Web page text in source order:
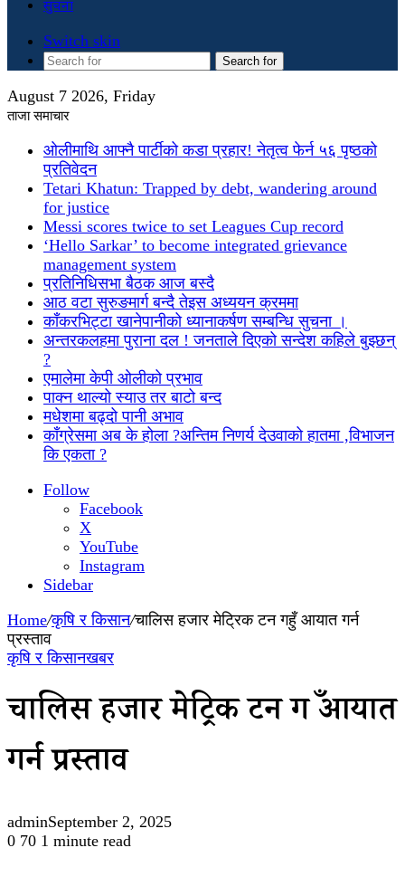
सुचना
Switch skin
Search for
August 7 2026, Friday
ताजा समाचार
ओलीमाथि आफ्नै पार्टीको कडा प्रहार! नेतृत्व फेर्न ५६ पृष्ठको
प्रतिवेदन
Tetari Khatun: Trapped by debt, wandering around
for justice
Messi scores twice to set Leagues Cup record
‘Hello Sarkar’ to become integrated grievance
management system
प्रतिनिधिसभा बैठक आज बस्दै
आठ वटा सुरुङमार्ग बन्दै तेइस अध्ययन क्रममा
काँकरभिट्टा खानेपानीको ध्यानाकर्षण सम्बन्धि सुचना ।
अन्तरकलहमा पुराना दल ! जनताले दिएको सन्देश कहिले बुझ्छन्
?
एमालेमा केपी ओलीको प्रभाव
पाक्न थाल्यो स्याउ तर बाटो बन्द
मधेशमा बढ्दो पानी अभाव
काँग्रेसमा अब के होला ?अन्तिम निणर्य देउवाको हातमा ,विभाजन
कि एकता ?
Follow
Facebook
X
YouTube
Instagram
Sidebar
Home/कृषि र किसान/चालिस हजार मेट्रिक टन गहुँ आयात गर्न
प्रस्ताव
कृषि र किसानखबर
चालिस हजार मेट्रिक टन गहुँ आयात
गर्न प्रस्ताव
adminSeptember 2, 2025
0 70 1 minute read